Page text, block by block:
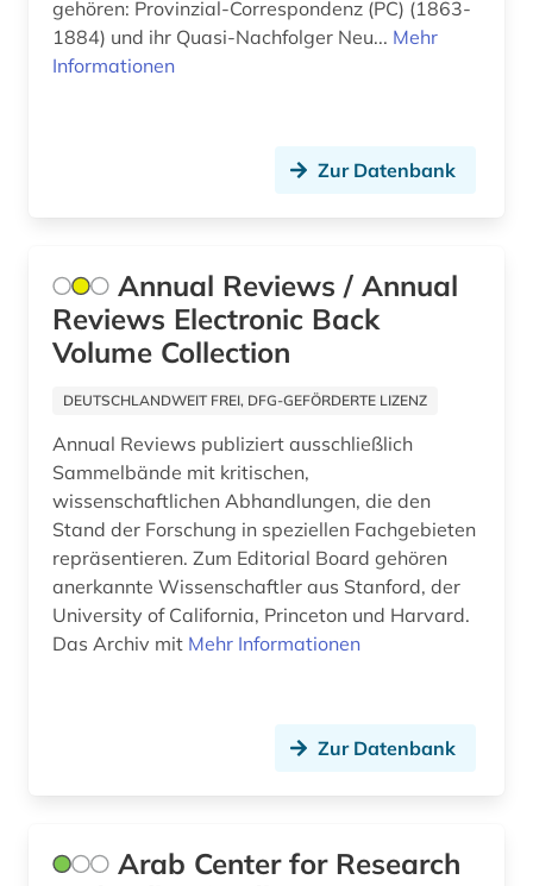
kongress (2)
landeskunde (4)
landesorganisation wien (1)
landwirtschaft (1)
lateinamerika (1)
lesbenbewegung (1)
lettland (1)
lexikon (1)
litauen (1)
gehören: Provinzial-Correspondenz (PC) (1863-
1884) und ihr Quasi-Nachfolger Neu... Mehr
Informationen
Zur Datenbank
Annual Reviews / Annual
Reviews Electronic Back
Volume Collection
DEUTSCHLANDWEIT FREI, DFG-GEFÖRDERTE LIZENZ
Annual Reviews publiziert ausschließlich
Sammelbände mit kritischen,
wissenschaftlichen Abhandlungen, die den
Stand der Forschung in speziellen Fachgebieten
repräsentieren. Zum Editorial Board gehören
anerkannte Wissenschaftler aus Stanford, der
University of California, Princeton und Harvard.
Das Archiv mit Mehr Informationen
Zur Datenbank
Arab Center for Research